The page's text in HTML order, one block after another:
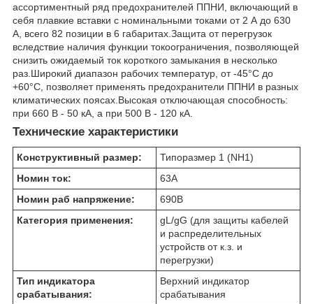
ассортиментный ряд предохранителей ППНИ, включающий в
себя плавкие вставки с номинальными токами от 2 А до 630
А, всего 82 позиции в 6 габаритах.Защита от перегрузок
вследствие наличия функции токоограничения, позволяющей
снизить ожидаемый ток короткого замыкания в несколько
раз.Широкий диапазон рабочих температур, от -45°С до
+60°С, позволяет применять предохранители ППНИ в разных
климатических поясах.Высокая отключающая способность:
при 660 В - 50 кА, а при 500 В - 120 кА.
Технические характеристики
Конструктивный размер:
Типоразмер 1 (NH1)
Номин ток:
63А
Номин раб напряжение:
690В
Категория применения:
gL/gG (для защиты кабелей
и распределительных
устройств от к.з. и
перегрузки)
Тип индикатора
срабатывания:
Верхний индикатор
срабатывания